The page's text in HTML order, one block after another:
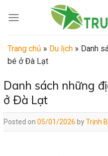
Trang chủ » Du lịch » Danh
bé ở Đà Lạt
Danh sách những
ở Đà Lạt
Posted on 05/01/2026 byTrịnh